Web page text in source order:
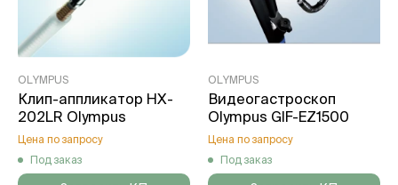
OLYMPUS
Клип-аппликатор HX-
202LR Olympus
Цена по запросу
Под заказ
OLYMPUS
Видеогастроскоп
Olympus GIF-EZ1500
Цена по запросу
Под заказ